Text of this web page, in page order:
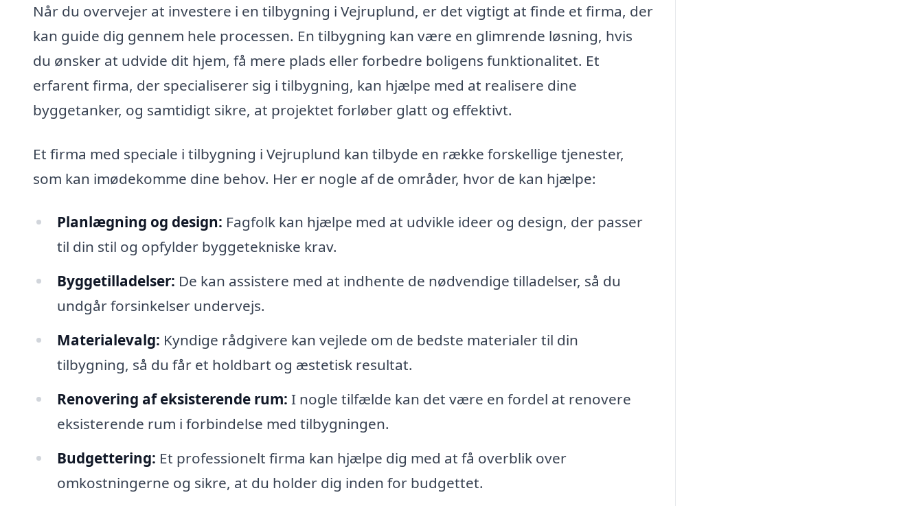
Når du overvejer at investere i en tilbygning i Vejruplund, er det vigtigt at finde et firma, der
kan guide dig gennem hele processen. En tilbygning kan være en glimrende løsning, hvis
du ønsker at udvide dit hjem, få mere plads eller forbedre boligens funktionalitet. Et
erfarent firma, der specialiserer sig i tilbygning, kan hjælpe med at realisere dine
byggetanker, og samtidigt sikre, at projektet forløber glatt og effektivt.
Et firma med speciale i tilbygning i Vejruplund kan tilbyde en række forskellige tjenester,
som kan imødekomme dine behov. Her er nogle af de områder, hvor de kan hjælpe:
Planlægning og design: Fagfolk kan hjælpe med at udvikle ideer og design, der passer
til din stil og opfylder byggetekniske krav.
Byggetilladelser: De kan assistere med at indhente de nødvendige tilladelser, så du
undgår forsinkelser undervejs.
Materialevalg: Kyndige rådgivere kan vejlede om de bedste materialer til din
tilbygning, så du får et holdbart og æstetisk resultat.
Renovering af eksisterende rum: I nogle tilfælde kan det være en fordel at renovere
eksisterende rum i forbindelse med tilbygningen.
Budgettering: Et professionelt firma kan hjælpe dig med at få overblik over
omkostningerne og sikre, at du holder dig inden for budgettet.